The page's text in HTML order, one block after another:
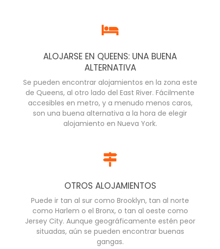
ALOJARSE EN QUEENS: UNA BUENA
ALTERNATIVA
Se pueden encontrar alojamientos en la zona este
de Queens, al otro lado del East River. Fácilmente
accesibles en metro, y a menudo menos caros,
son una buena alternativa a la hora de elegir
alojamiento en Nueva York.
OTROS ALOJAMIENTOS
Puede ir tan al sur como Brooklyn, tan al norte
como Harlem o el Bronx, o tan al oeste como
Jersey City. Aunque geográficamente estén peor
situadas, aún se pueden encontrar buenas
gangas.